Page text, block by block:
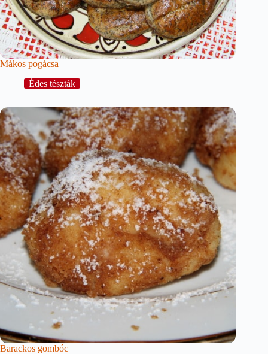
Mákos pogácsa
Édes tészták
Barackos gombóc